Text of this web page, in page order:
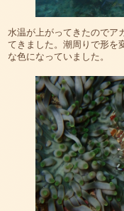
水温が上がってきたのでア
てきました。潮周りで形を
な色になっていました。